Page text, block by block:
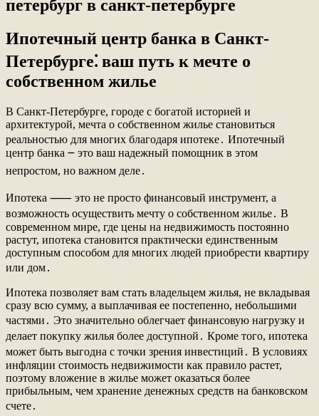
петербург в санкт-петербурге
Ипотечный центр банка в Санкт-
Петербурге⁚ ваш путь к мечте о
собственном жилье
В Санкт-Петербурге, городе с богатой историей и
архитектурой, мечта о собственном жилье становиться
реальностью для многих благодаря ипотеке․ Ипотечный
центр банка ౼ это ваш надежный помощник в этом
непростом, но важном деле․
Ипотека ⸺ это не просто финансовый инструмент, а
возможность осуществить мечту о собственном жилье․ В
современном мире, где цены на недвижимость постоянно
растут, ипотека становится практически единственным
доступным способом для многих людей приобрести квартиру
или дом․
Ипотека позволяет вам стать владельцем жилья, не вкладывая
сразу всю сумму, а выплачивая ее постепенно, небольшими
частями․ Это значительно облегчает финансовую нагрузку и
делает покупку жилья более доступной․ Кроме того, ипотека
может быть выгодна с точки зрения инвестиций․ В условиях
инфляции стоимость недвижимости как правило растет,
поэтому вложение в жилье может оказаться более
прибыльным, чем хранение денежных средств на банковском
счете․